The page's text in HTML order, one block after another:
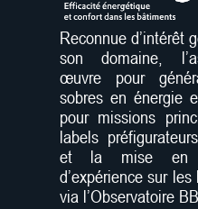
Reconnue d’intérêt
son domaine,
œuvre pour
sobres en énergie
pour missions
labels
et la mise en
d’expérience sur
via l’Observatoire